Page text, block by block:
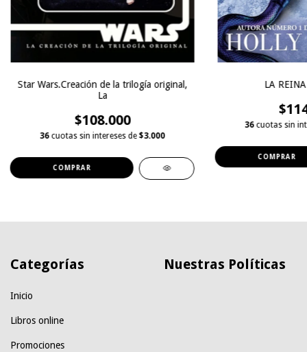
Star Wars.Creación de la trilogía original,
La
$108.000
36 cuotas sin intereses de$3.000
LA
36 cuotas sin
Categorías
Inicio
Libros online
Promociones
Nuestras Políticas